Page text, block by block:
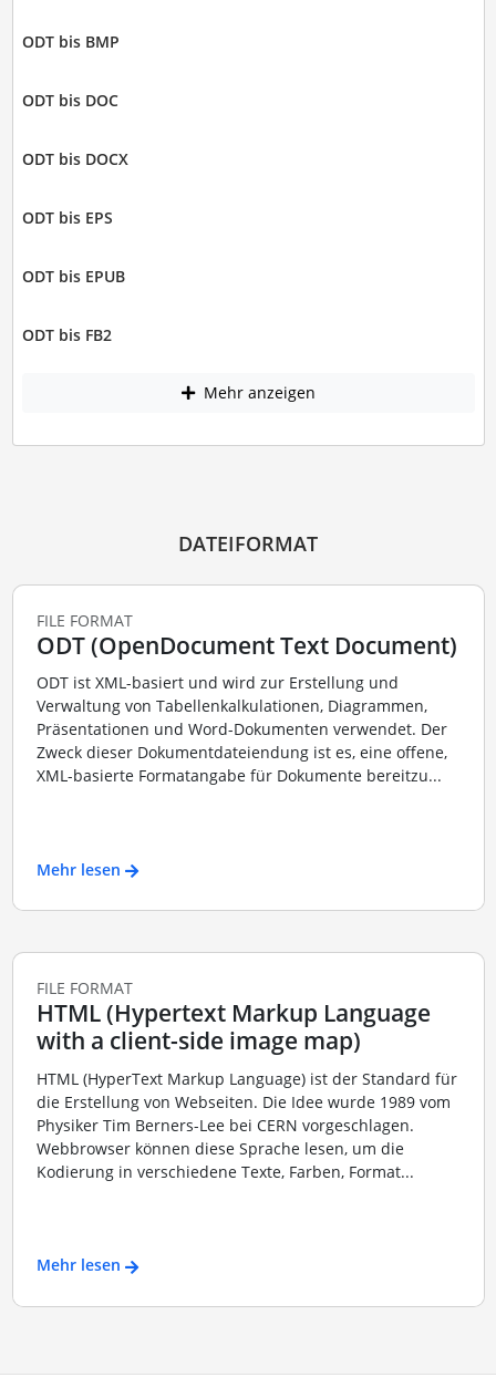
ODT bis BMP
ODT bis DOC
ODT bis DOCX
ODT bis EPS
ODT bis EPUB
ODT bis FB2
Mehr anzeigen
DATEIFORMAT
FILE FORMAT
ODT (OpenDocument Text Document)
ODT ist XML-basiert und wird zur Erstellung und
Verwaltung von Tabellenkalkulationen, Diagrammen,
Präsentationen und Word-Dokumenten verwendet. Der
Zweck dieser Dokumentdateiendung ist es, eine offene,
XML-basierte Formatangabe für Dokumente bereitzu...
Mehr lesen
FILE FORMAT
HTML (Hypertext Markup Language
with a client-side image map)
HTML (HyperText Markup Language) ist der Standard für
die Erstellung von Webseiten. Die Idee wurde 1989 vom
Physiker Tim Berners-Lee bei CERN vorgeschlagen.
Webbrowser können diese Sprache lesen, um die
Kodierung in verschiedene Texte, Farben, Format...
Mehr lesen